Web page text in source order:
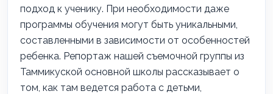
подход к ученику. При необходимости даже
программы обучения могут быть уникальными,
составленными в зависимости от особенностей
ребенка. Репортаж нашей съемочной группы из
Таммикуской основной школы рассказывает о
том, как там ведется работа с детьми,